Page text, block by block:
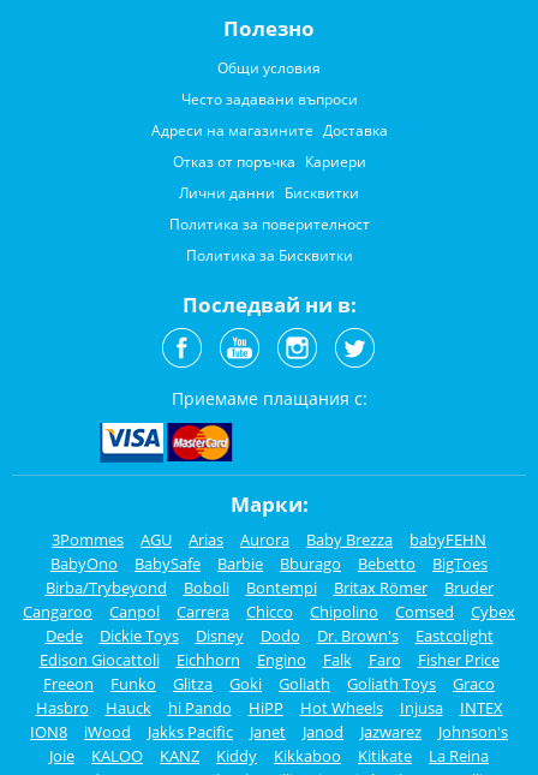
Полезно
Общи условия
Често задавани въпроси
Адреси на магазините Доставка
Отказ от поръчка Кариери
Лични данни Бисквитки
Политика за поверителност
Политика за Бисквитки
Последвай ни в:
Приемаме плащания с:
Марки:
3Pommes AGU Arias Aurora Baby Brezza
babyFEHN
BabyOno
BabySafe Barbie Bburago Bebetto
BigToes
Birba/Trybeyond
Boboli Bontempi Britax Römer
Bruder
Cangaroo
Canpol Carrera Chicco Chipolino Comsed
Cybex
Dede
Dickie Toys Disney Dodo Dr. Brown's
Eastcolight
Edison Giocattoli
Eichhorn Engino Falk Faro
Fisher Price
Freeon
Funko Glitza Goki Goliath Goliath Toys
Graco
Hasbro
Hauck hi Pando HiPP Hot Wheels Injusa
INTEX
ION8
iWood Jakks Pacific Janet Janod Jazwarez
Johnson's
Joie
KALOO KANZ Kiddy Kikkaboo Kitikate
La Reina